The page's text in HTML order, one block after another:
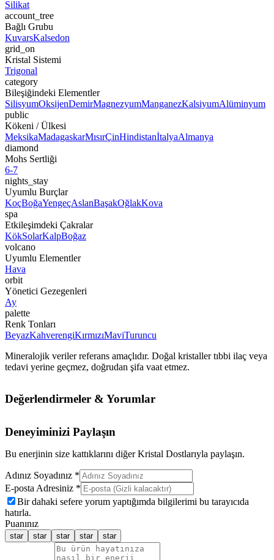
Silikat
account_tree
Bağlı Grubu
KuvarsKalsedon
grid_on
Kristal Sistemi
Trigonal
category
Bileşiğindeki Elementler
SilisyumOksijenDemirMagnezyumManganezKalsiyumAlüminyum
public
Kökeni / Ülkesi
MeksikaMadagaskarMısırÇinHindistanİtalyaAlmanya
diamond
Mohs Sertliği
6-7
nights_stay
Uyumlu Burçlar
KoçBoğaYengeçAslanBaşakOğlakKova
spa
Etkileşimdeki Çakralar
KökSolarKalpBoğaz
volcano
Uyumlu Elementler
Hava
orbit
Yönetici Gezegenleri
Ay
palette
Renk Tonları
BeyazKahverengiKırmızıMaviTuruncu
Mineralojik veriler referans amaçlıdır. Doğal kristaller tıbbi ilaç veya
tedavi yerine geçmez, doğrudan şifa vaat etmez.
Değerlendirmeler & Yorumlar
Deneyiminizi Paylaşın
Bu enerjinin size kattıklarını diğer Kristal Dostlarıyla paylaşın.
Adınız Soyadınız *
E-posta Adresiniz *
Bir dahaki sefere yorum yaptığımda bilgilerimi bu tarayıcıda
hatırla.
Puanınız
star star star star star